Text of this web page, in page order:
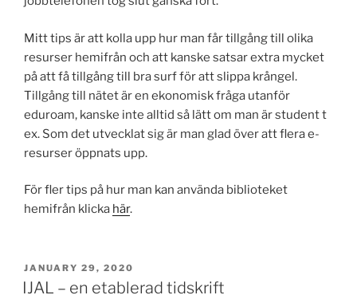
Mitt tips är att kolla upp hur man får tillgång till olika
resurser hemifrån och att kanske satsar extra mycket
på att få tillgång till bra surf för att slippa krångel.
Tillgång till nätet är en ekonomisk fråga utanför
eduroam, kanske inte alltid så lätt om man är student t
ex. Som det utvecklat sig är man glad över att flera e-
resurser öppnats upp.
För fler tips på hur man kan använda biblioteket
hemifrån klicka här.
POSTED
ON
JANUARY 29, 2020
IJAL – en etablerad tidskrift